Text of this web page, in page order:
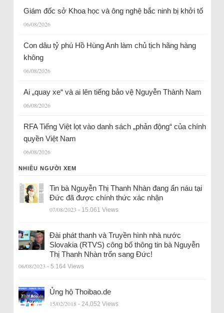
Giám đốc sở Khoa học và ông nghệ bắc ninh bị khởi tố
06/08/2026
Con dâu tỷ phú Hồ Hùng Anh làm chủ tịch hãng hàng
không
06/08/2026
Ai „quay xe“ và ai lên tiếng bảo vệ Nguyễn Thành Nam
06/08/2026
RFA Tiếng Việt lọt vào danh sách „phản động“ của chính
quyền Việt Nam
06/08/2026
NHIỀU NGƯỜI XEM
Tin bà Nguyễn Thị Thanh Nhàn đang ẩn náu tại
Đức đã được chính thức xác nhận
07/08/2023 - 15.061 Views
Đài phát thanh và Truyền hình nhà nước
Slovakia (RTVS) công bố thông tin bà Nguyễn
Thị Thanh Nhàn trốn sang Đức!
06/08/2023 - 5.164 Views
Ủng hộ Thoibao.de
15/02/2018 - 24.052 Views